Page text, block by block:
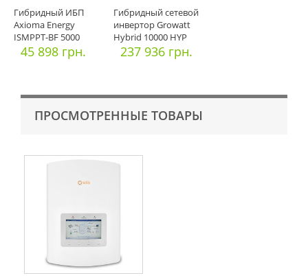
Гибридный ИБП
Axioma Energy
ISMPPT-BF 5000
МППТ
45 898 грн.
Гибридный сетевой
инвертор Growatt
Hybrid 10000 HYP
237 936 грн.
ПРОСМОТРЕННЫЕ ТОВАРЫ